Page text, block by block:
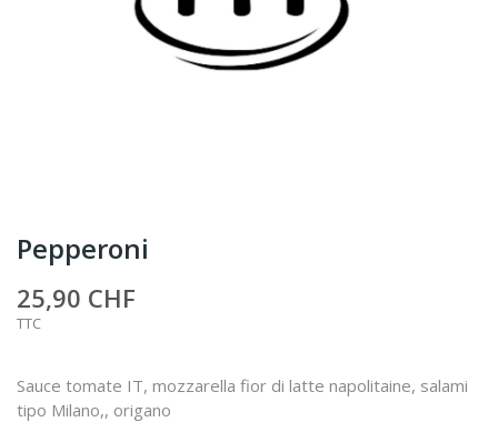
Pepperoni
25,90 CHF
TTC
Sauce tomate IT, mozzarella fior di latte napolitaine, salami
tipo Milano,, origano